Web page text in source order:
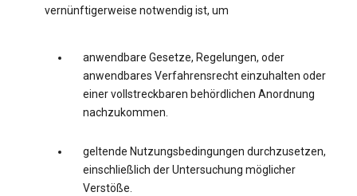
vernünftigerweise notwendig ist, um
anwendbare Gesetze, Regelungen, oder
anwendbares Verfahrensrecht einzuhalten oder
einer vollstreckbaren behördlichen Anordnung
nachzukommen.
geltende Nutzungsbedingungen durchzusetzen,
einschließlich der Untersuchung möglicher
Verstöße.